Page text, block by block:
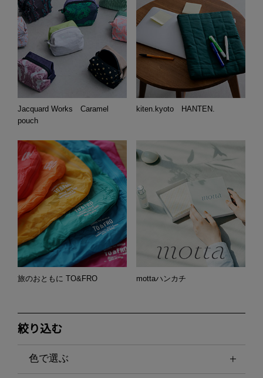
Jacquard Works Caramel
pouch
kiten.kyoto HANTEN.
旅のおともに TO&FRO mottaハンカチ
絞り込む
色で選ぶ